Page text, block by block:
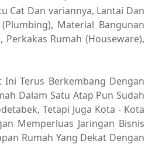
Cat Dan variannya, Lantai Dan
Material Bangunan
Rumah (Houseware),
Ini Terus Berkembang Dengan
Dalam Satu Atap Pun Sudah
Tetapi Juga Kota - Kota
Memperluas Jaringan Bisnis
Rumah Yang Dekat Dengan